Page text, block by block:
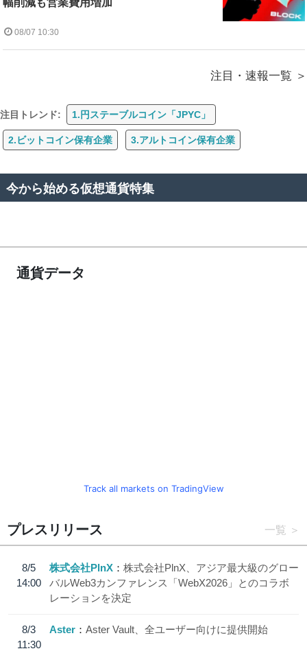
08/07 10:30
注目・速報一覧
注目トレンド: 1.円ステーブルコイン「JPYC」
2.ビットコイン保有企業 3.アルトコイン保有企業
今から始める仮想通貨特集
通貨データ
Track all markets on TradingView
プレスリリース 一覧
8/5
14:00
株式会社PlnX
株式会社PlnX、アジア最大級のグロー
バルWeb3カンファレンス「WebX2026」とのコラボ
レーションを決定
8/3
11:30
Aster Aster Vault、全ユーザー向けに提供開始